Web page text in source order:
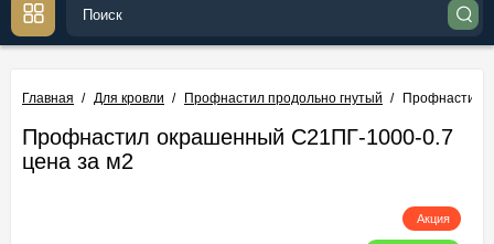
Главная Для кровли Профнастил продольно гнутый Профнастил
Профнастил окрашенный С21ПГ-1000-0.7
цена за м2
Акция